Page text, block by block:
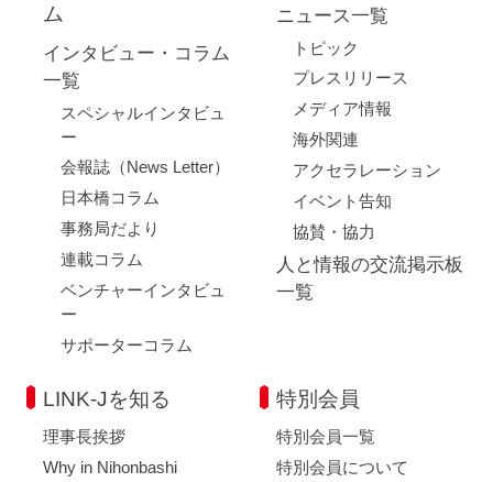
ム
インタビュー・コラム
一覧
スペシャルインタビュ
ー
会報誌（News Letter）
日本橋コラム
事務局だより
連載コラム
ベンチャーインタビュ
ー
サポーターコラム
ニュース一覧
トピック
プレスリリース
メディア情報
海外関連
アクセラレーション
イベント告知
協賛・協力
人と情報の交流掲示板
一覧
LINK-Jを知る
理事長挨拶
Why in Nihonbashi
特別会員
特別会員一覧
特別会員について